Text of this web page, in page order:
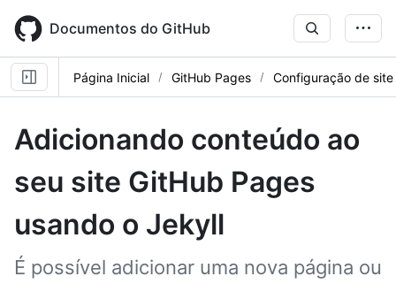
main
content
Documentos do GitHub
Página Inicial GitHub Pages Configuração de
Adicionando conteúdo ao
seu site GitHub Pages
usando o Jekyll
É possível adicionar uma nova página ou